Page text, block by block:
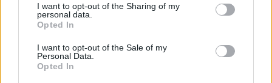
I want to opt-out of the Sharing of my
personal data.
Opted In
I want to opt-out of the Sale of my
Personal Data.
Opted In